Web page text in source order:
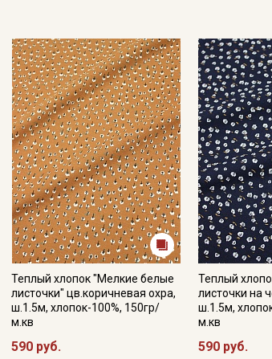
Теплый хлопок "Мелкие белые
листочки" цв.коричневая охра,
ш.1.5м, хлопок-100%, 150гр/
м.кв
590 руб.
Теплый
листочки на
ш.1.5м,
м.кв
590 руб.
Мы публикуем
промокоды и
Электронная почта